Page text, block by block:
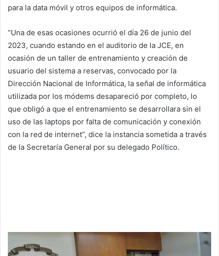
para la data móvil y otros equipos de informática.
“Una de esas ocasiones ocurrió el día 26 de junio del
2023, cuando estando en el auditorio de la JCE, en
ocasión de un taller de entrenamiento y creación de
usuario del sistema a reservas, convocado por la
Dirección Nacional de Informática, la señal de informática
utilizada por los módems desapareció por completo, lo
que obligó a que el entrenamiento se desarrollara sin el
uso de las laptops por falta de comunicación y conexión
con la red de internet”, dice la instancia sometida a través
de la Secretaría General por su delegado Político.